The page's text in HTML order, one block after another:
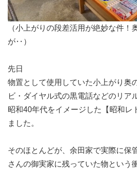
（小上がりの段差活用が絶妙な件！
が‥）
先日
物置として使用していた小上がり奥
ビ・ダイヤル式の黒電話などのリア
昭和40年代をイメージした【昭和レ
ました。
そのほとんどが、余田家で実際に保
さんの御実家に残っていた物という